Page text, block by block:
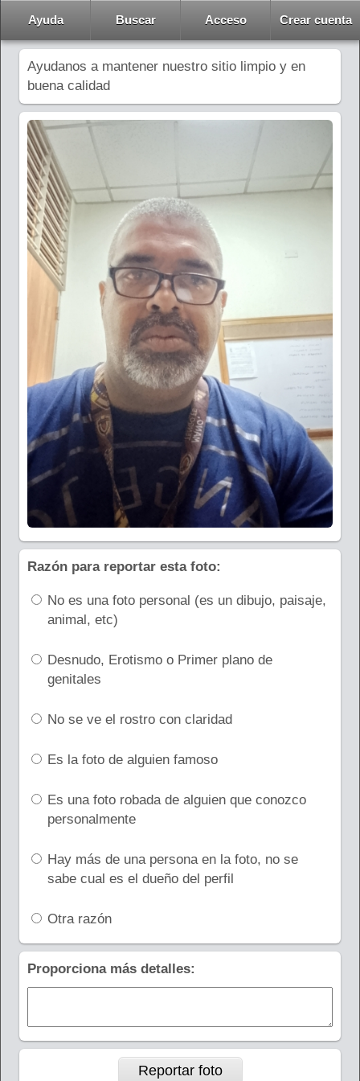
Ayuda Buscar Acceso Crear cuenta
Ayudanos a mantener nuestro sitio limpio y en
buena calidad
Razón para reportar esta foto:
No es una foto personal (es un dibujo, paisaje,
animal, etc)
Desnudo, Erotismo o Primer plano de
genitales
No se ve el rostro con claridad
Es la foto de alguien famoso
Es una foto robada de alguien que conozco
personalmente
Hay más de una persona en la foto, no se
sabe cual es el dueño del perfil
Otra razón
Proporciona más detalles: